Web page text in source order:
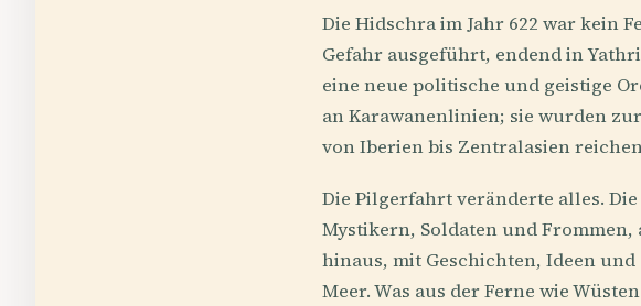
Die Hidschra im Jahr 622 war kein
Gefahr ausgeführt, endend in
eine neue politische und geistige
an Karawanenlinien; sie wurden
von Iberien bis Zentralasien
Die Pilgerfahrt veränderte alles.
Mystikern, Soldaten und
hinaus, mit Geschichten, Ideen und
Meer. Was aus der Ferne wie